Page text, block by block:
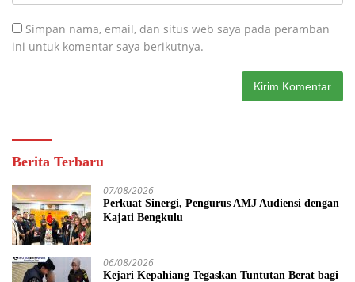
Simpan nama, email, dan situs web saya pada peramban
ini untuk komentar saya berikutnya.
Berita Terbaru
07/08/2026
Perkuat Sinergi, Pengurus AMJ Audiensi dengan
Kajati Bengkulu
06/08/2026
Kejari Kepahiang Tegaskan Tuntutan Berat bagi